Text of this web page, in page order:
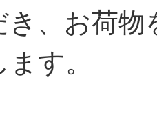
、お荷
す。